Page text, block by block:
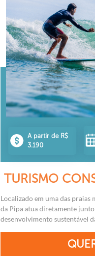
A partir de R$
3.190
TURISMO
Localizado em uma das
da Pipa atua diretamente
desenvolvimento sustentável